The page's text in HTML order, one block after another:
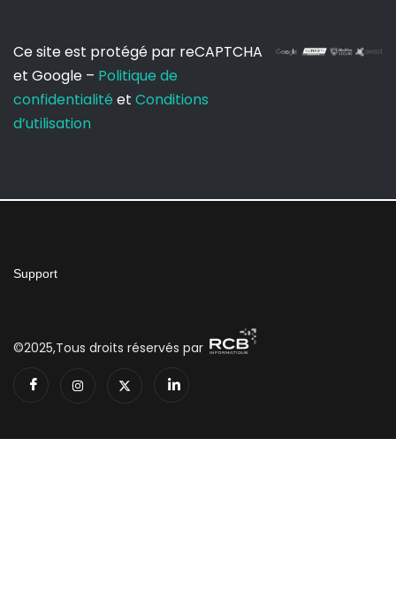
Ce site est protégé par reCAPTCHA
et Google – Politique de
confidentialité et Conditions
d’utilisation
Support
©2025,Tous droits réservés par